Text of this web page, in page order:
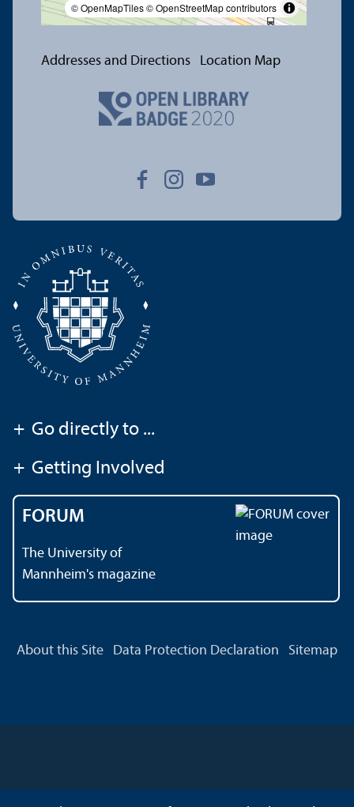
© OpenMapTiles© OpenStreetMap contributors
Addresses and Directions Location Map
+ Go directly to ...
+ Getting Involved
FORUM
The University of
Mannheim's magazine
About this Site Data Protection Declaration Sitemap